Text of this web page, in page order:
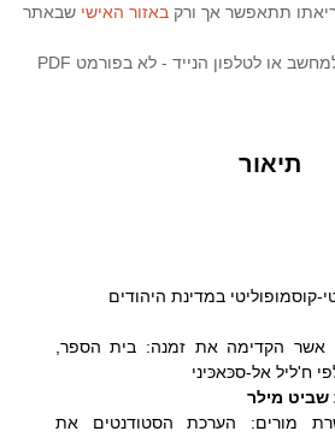
תתאפשר אך ורק באזור האישי שבאתר
לא ניתן להוריד את הספר למחשב או לטלפון הנייד - לא בפורמט PDF
תיאור
קוסמופוליטי במדינת היהודים
אשר הקדימה את זמנה: בית הספר,
ח'ליל אל-סכּאכּיני
שביט מילר
מורים: הערכת הסטודנטים את